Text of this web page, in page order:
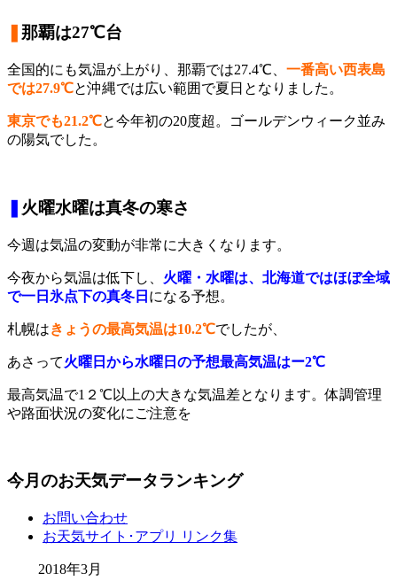
那覇は27℃台
全国的にも気温が上がり、那覇では27.4℃、 一番高い西表島
では27.9℃と沖縄では広い範囲で夏日となりました。
東京でも21.2℃と今年初の20度超。ゴールデンウィーク並み
の陽気でした。
火曜水曜は真冬の寒さ
今週は気温の変動が非常に大きくなります。
今夜から気温は低下し、 火曜・水曜は、北海道ではほぼ全域
で一日氷点下の真冬日 になる予想。
札幌はきょうの最高気温は10.2℃でしたが、
あさって火曜日から水曜日の予想最高気温はー2℃
最高気温で1２℃以上の大きな気温差となります。体調管理
や路面状況の変化にご注意を
今月のお天気データランキング
お問い合わせ
お天気サイト･アプリ リンク集
2018年3月